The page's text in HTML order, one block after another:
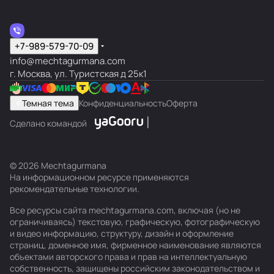
+7-989-579-70-09
info@mechtagurmana.com
г. Москва, ул. Туристская д 25к1
Темная тема КонфиденциальностьОферта
Сделано командой
© 2026 Mechtagurmana
На информационном ресурсе применяются
рекомендательные технологии.
Все ресурсы сайта mechtagurmana.com, включая (но не
ограничиваясь) текстовую, графическую, фотографическую
и видео информацию, структуру, дизайн и оформление
страниц, доменное имя, фирменное наименование являются
объектами авторского права и прав на интеллектуальную
собственность, защищены российским законодательством и